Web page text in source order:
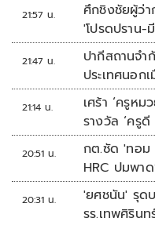
21:57 น.
ศึกชิงชัยผู้ว่
'โปรดปราน
21:47 น.
ปากีสถานจำ
ประเทศนอก
21:14 น.
เศร้า ‘ครูหม
รางวัล ‘ครูดี
20:51 น.
กต.ซัด 'ทอม
HRC ปมพา
20:31 น.
'ยศชนัน' รุด
รร.เทพศิริน